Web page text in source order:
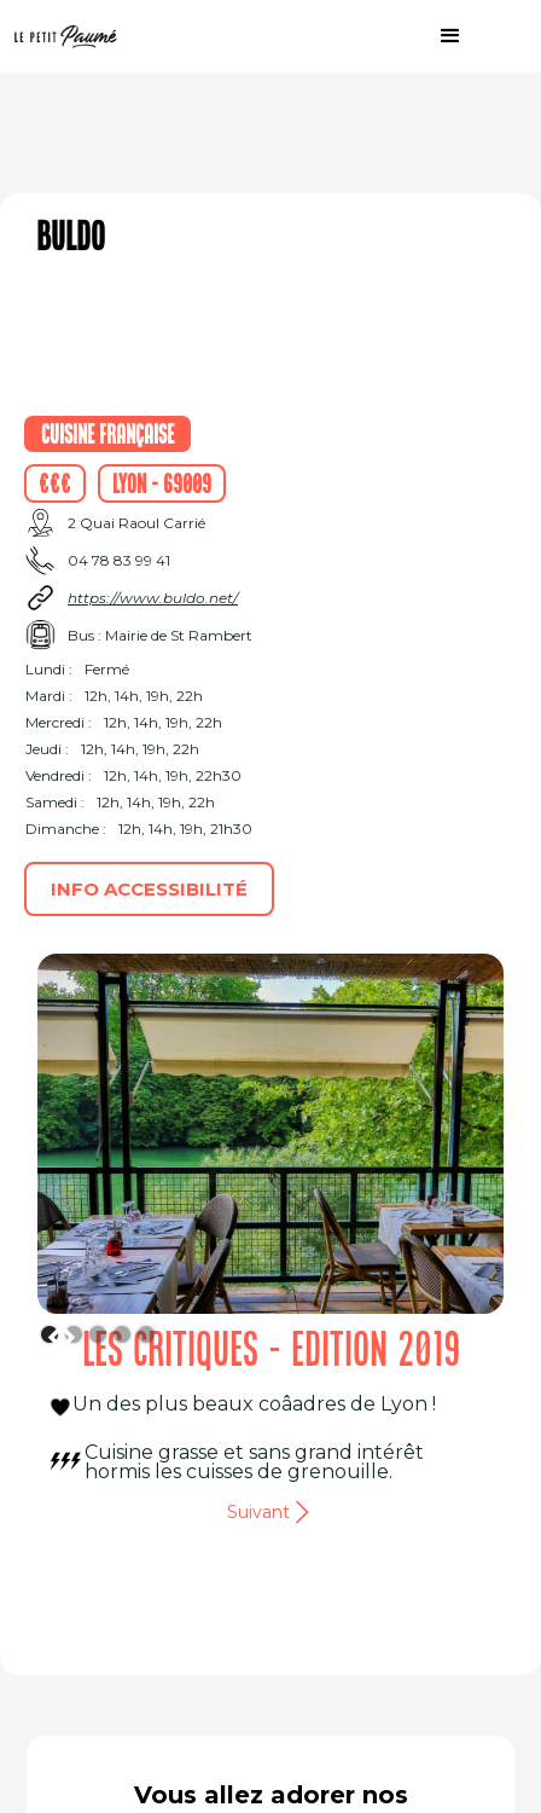
Buldo
Cuisine française
€€€
Lyon - 69009
2 Quai Raoul Carrié
04 78 83 99 41
https://www.buldo.net/
Bus : Mairie de St Rambert
Lundi :
Fermé
Mardi :
12h, 14h, 19h, 22h
Mercredi :
12h, 14h, 19h, 22h
Jeudi :
12h, 14h, 19h, 22h
Vendredi :
12h, 14h, 19h, 22h30
Samedi :
12h, 14h, 19h, 22h
Dimanche :
12h, 14h, 19h, 21h30
INFO ACCESSIBILITÉ
LES CRITIQUES - EDITION 2019
Un des plus beaux coâadres de Lyon !
Cuisine grasse et sans grand intérêt
hormis les cuisses de grenouille.
Suivant
Vous allez adorer nos